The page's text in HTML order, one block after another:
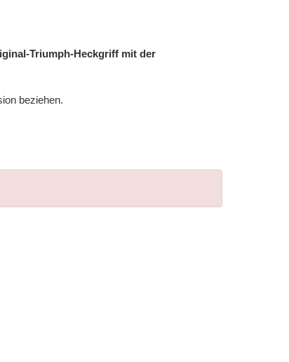
Triumph-Heckgriff mit der
beziehen.